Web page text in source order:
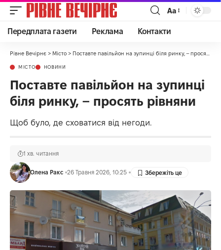
Аа
Передплата газети Реклама Контакти
Рівне Вечірнє > Місто > Поставте павільйон на зупинці біля ринку, – просять рівняни
МІСТО НОВИНИ
Поставте павільйон на зупинці
біля ринку, – просять рівняни
Щоб було, де сховатися від негоди.
Олена Ракс 26 Травня 2026, 10:25
1 хв. читання